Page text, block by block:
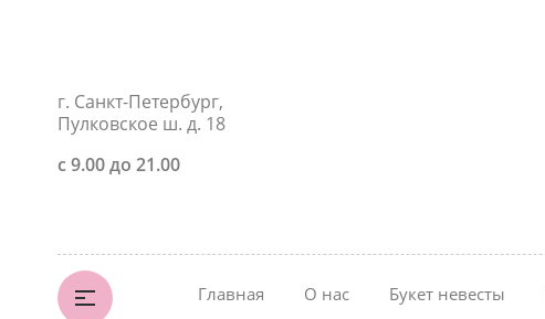
г. Санкт-Петербург,
Пулковское ш. д. 18
с 9.00 до 21.00
Главная О нас Букет невесты